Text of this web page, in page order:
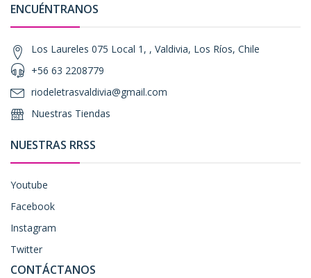
ENCUÉNTRANOS
Los Laureles 075 Local 1, , Valdivia, Los Ríos, Chile
+56 63 2208779
riodeletrasvaldivia@gmail.com
Nuestras Tiendas
NUESTRAS RRSS
Youtube
Facebook
Instagram
Twitter
CONTÁCTANOS